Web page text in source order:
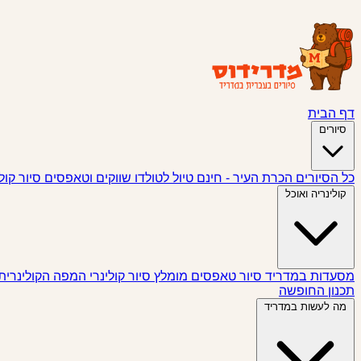
דף הבית
סיורים
כל הסיורים הכרת העיר - חינם טיול לטולדו שווקים וטאפסים סיור
קולינריה ואוכל
מסעדות במדריד סיור טאפסים מומלץ סיור קולינרי המפה
תכנון החופשה
מה לעשות במדריד